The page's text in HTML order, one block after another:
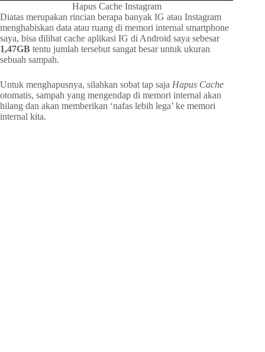
Hapus Cache Instagram
Diatas merupakan rincian berapa banyak IG atau Instagram
menghabiskan data atau ruang di memori internal smartphone
saya, bisa dilihat cache aplikasi IG di Android saya sebesar
1,47GB tentu jumlah tersebut sangat besar untuk ukuran
sebuah sampah.
Untuk menghapusnya, silahkan sobat tap saja Hapus Cache
otomatis, sampah yang mengendap di memori internal akan
hilang dan akan memberikan ‘nafas lebih lega’ ke memori
internal kita.